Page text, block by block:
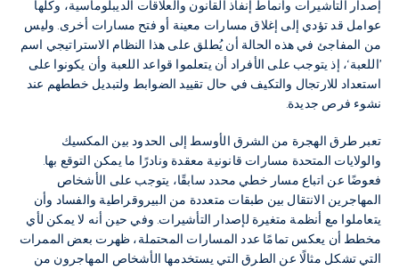
إصدار التأشيرات وأنماط إنفاذ القانون والعلاقات الديبلوماسية، وكلها
عوامل قد تؤدي إلى إغلاق مسارات معينة أو فتح مسارات أخرى. وليس
من المفاجئ في هذه الحالة أن يُطلق على هذا النظام الاستراتيجي اسم
’اللعبة‘، إذ يتوجب على الأفراد أن يتعلموا قواعد اللعبة وأن يكونوا على
استعداد للارتجال والتكيف في حال تقييد الضوابط ولتبديل خططهم عند
نشوء فرص جديدة.
تعبر طرق الهجرة من الشرق الأوسط إلى الحدود بين المكسيك
والولايات المتحدة مسارات قانونية معقدة ونادرًا ما يمكن التوقع بها.
فعوضًا عن اتباع مسار خطي محدد سابقًا، يتوجب على الأشخاص
المهاجرين الانتقال بين طبقات متعددة من البيروقراطية والفساد وأن
يتعاملوا مع أنظمة متغيرة لإصدار التأشيرات. وفي حين أنه لا يمكن لأي
مخطط أن يعكس تمامًا عدد المسارات المحتملة، ظهرت بعض الممرات
التي تشكل مثالًا عن الطرق التي يستخدمها الأشخاص المهاجرون من